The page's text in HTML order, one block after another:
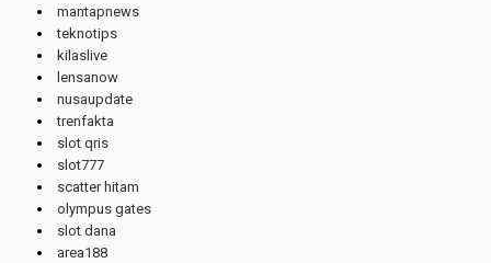
mantapnews
teknotips
kilaslive
lensanow
nusaupdate
trenfakta
slot qris
slot777
scatter hitam
olympus gates
slot dana
area188